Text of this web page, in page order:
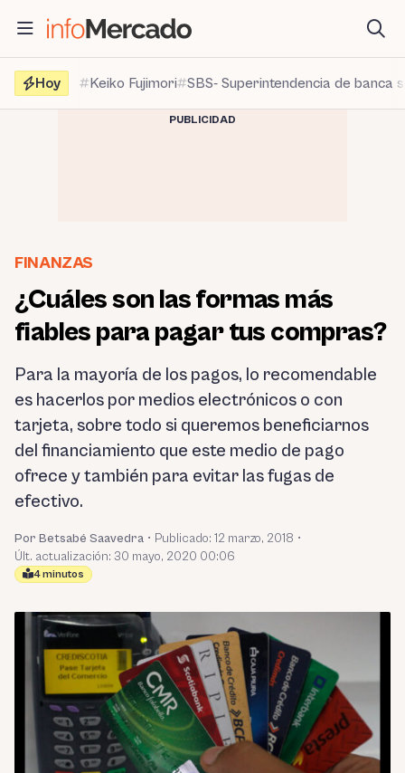
contenido
Hoy
Keiko Fujimori SBS- Superintendencia de banca
PUBLICIDAD
FINANZAS
¿Cuáles son las formas más
fiables para pagar tus compras?
Para la mayoría de los pagos, lo recomendable
es hacerlos por medios electrónicos o con
tarjeta, sobre todo si queremos beneficiarnos
del financiamiento que este medio de pago
ofrece y también para evitar las fugas de
efectivo.
Por Betsabé Saavedra • Publicado: 12 marzo, 2018 •
Últ. actualización: 30 mayo, 2020 00:06
4 minutos